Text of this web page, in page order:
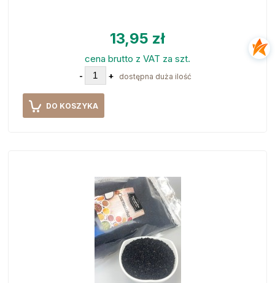
13,95 zł
cena brutto z VAT za szt.
- + dostępna duża ilość
DO KOSZYKA